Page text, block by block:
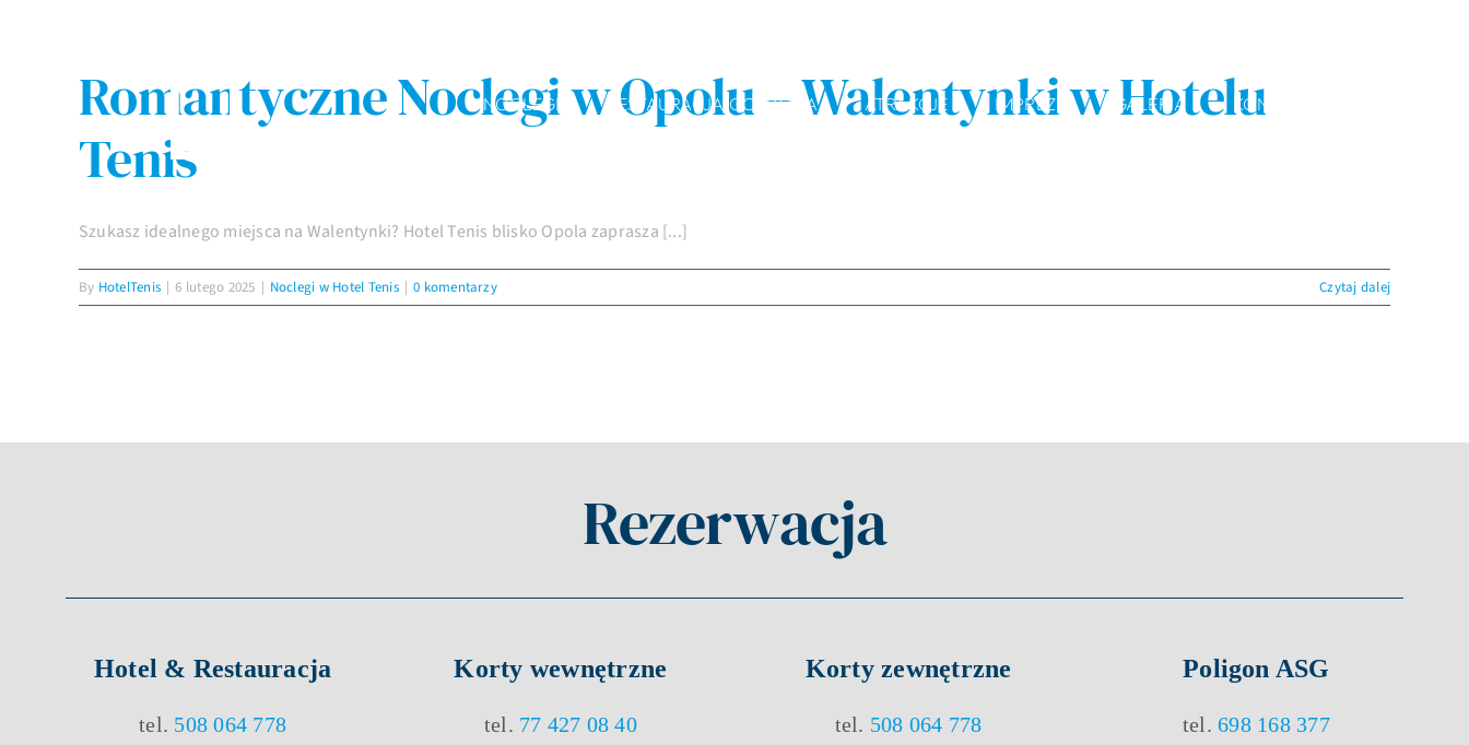
NOCLEGI RESTAURACJA GOSPODA ATRAKCJE IMPREZY GALERIA KONTAKT
Romantyczne Noclegi w Opolu – Walentynki w Hotelu
Tenis
Szukasz idealnego miejsca na Walentynki? Hotel Tenis blisko Opola zaprasza [...]
By HotelTenis | 6 lutego 2025 | Noclegi w Hotel Tenis | 0 komentarzy Czytaj dalej
Rezerwacja
Hotel & Restauracja
tel. 508 064 778
Korty wewnętrzne
tel. 77 427 08 40
Korty zewnętrzne
tel. 508 064 778
Poligon ASG
tel.698 168 377